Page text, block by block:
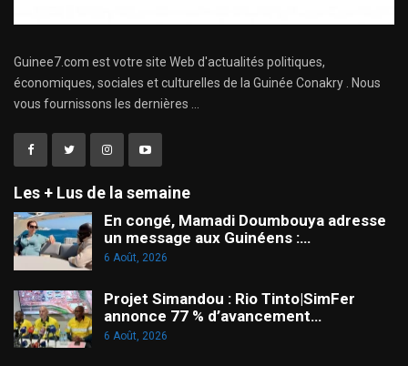
Guinee7.com est votre site Web d'actualités politiques,
économiques, sociales et culturelles de la Guinée Conakry . Nous
vous fournissons les dernières ...
Les + Lus de la semaine
En congé, Mamadi Doumbouya adresse
un message aux Guinéens :…
6 Août, 2026
Projet Simandou : Rio Tinto|SimFer
annonce 77 % d’avancement…
6 Août, 2026